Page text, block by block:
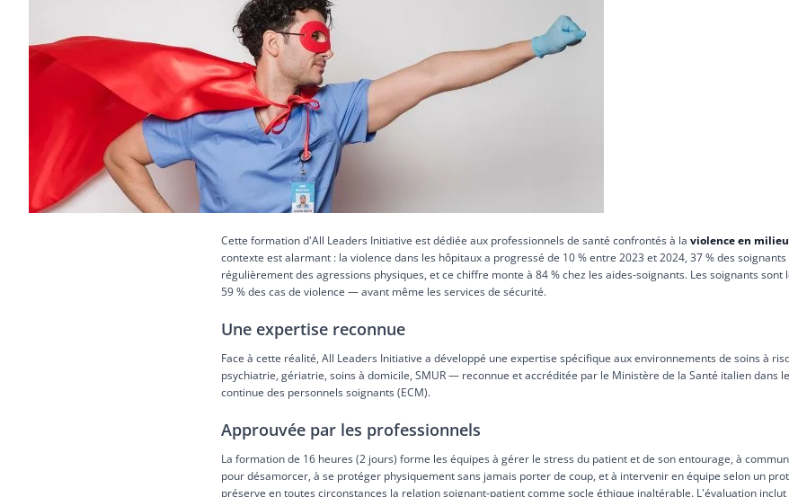
Cette formation d'All Leaders Initiative est dédiée aux professionnels de santé confrontés à laviolence en
contexte est alarmant : la violence dans les hôpitaux a progressé de 10 % entre 2023 et 2024, 37 % des
régulièrement des agressions physiques, et ce chiffre monte à 84 % chez les aides-soignants. Les soignants
59 % des cas de violence — avant même les services de sécurité.
Une expertise reconnue
Face à cette réalité, All Leaders Initiative a développé une expertise spécifique aux environnements de soins à
psychiatrie, gériatrie, soins à domicile, SMUR — reconnue et accréditée par le Ministère de la Santé italien dans
continue des personnels soignants (ECM).
Approuvée par les professionnels
La formation de 16 heures (2 jours) forme les équipes à gérer le stress du patient et de son entourage, à
pour désamorcer, à se protéger physiquement sans jamais porter de coup, et à intervenir en équipe selon un
préserve en toutes circonstances la relation soignant-patient comme socle éthique inaltérable. L'évaluation